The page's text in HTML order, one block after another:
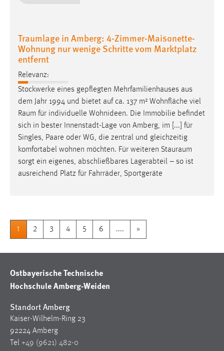
Traumlage in Amberg: 4-Zimmer-Maisonette-
Wohnung nur wenige Schritte vom Marktplatz
entfernt
Relevanz:
Stockwerke eines gepflegten Mehrfamilienhauses aus
dem Jahr 1994 und bietet auf ca. 137 m² Wohnfläche viel
Raum für individuelle Wohnideen. Die Immobilie befindet
sich in bester Innenstadt-Lage von Amberg, im [...] für
Singles, Paare oder WG, die zentral und gleichzeitig
komfortabel wohnen möchten. Für weiteren Stauraum
sorgt ein eigenes, abschließbares Lagerabteil – so ist
ausreichend Platz für Fahrräder, Sportgeräte
1 2 3 4 5 6 .... »
Ostbayerische Technische
Hochschule Amberg-Weiden
Standort Amberg
Kaiser-Wilhelm-Ring 23
92224 Amberg
Tel +49 (9621) 482-0